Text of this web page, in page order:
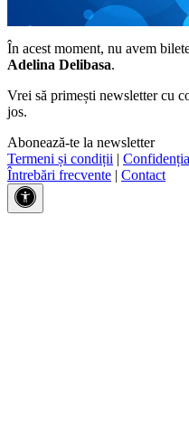
În acest moment, nu avem
Adelina Delibasa.
Vrei să primești newsletter cu
jos.
Abonează-te la newsletter
Termeni și condiții |
Întrebări frecvente | Contact